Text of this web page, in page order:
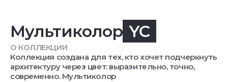
Мультиколор YC
О КОЛЛЕКЦИИ
Коллекция создана для тех, кто хочет подчеркнуть
архитектуру через цвет: выразительно, точно,
современно. Мультиколор